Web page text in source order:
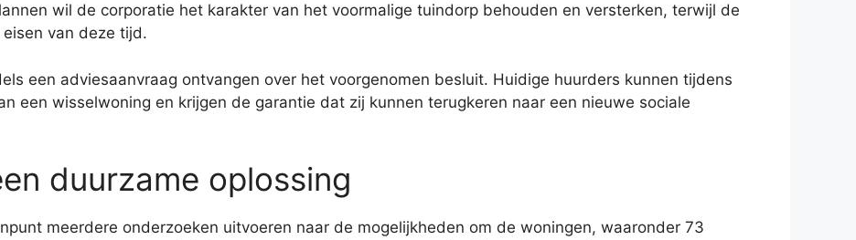
wil de corporatie het karakter van het voormalige tuindorp behouden en versterken, terwijl de
van deze tijd.
een adviesaanvraag ontvangen over het voorgenomen besluit. Huidige huurders kunnen tijdens
een wisselwoning en krijgen de garantie dat zij kunnen terugkeren naar een nieuwe sociale
duurzame oplossing
meerdere onderzoeken uitvoeren naar de mogelijkheden om de woningen, waaronder 73